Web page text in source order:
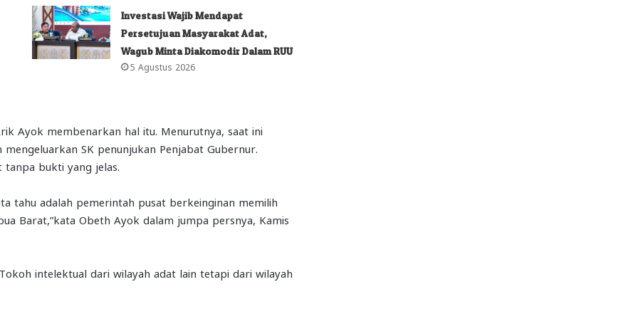
Investasi Wajib Mendapat
Persetujuan Masyarakat Adat,
Wagub Minta Diakomodir Dalam RUU
5 Agustus 2026
Ayok membenarkan hal itu. Menurutnya, saat ini
SK penunjukan Penjabat Gubernur.
tanpa bukti yang jelas.
tahu adalah pemerintah pusat berkeinginan memilih
Barat,”kata Obeth Ayok dalam jumpa persnya, Kamis
intelektual dari wilayah adat lain tetapi dari wilayah